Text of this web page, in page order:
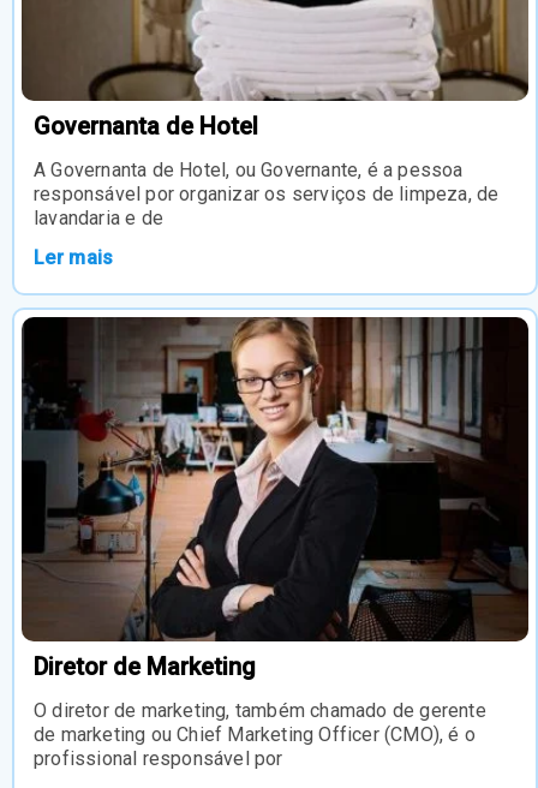
Governanta de Hotel
A Governanta de Hotel, ou Governante, é a pessoa
responsável por organizar os serviços de limpeza, de
lavandaria e de
Ler mais
Diretor de Marketing
O diretor de marketing, também chamado de gerente
de marketing ou Chief Marketing Officer (CMO), é o
profissional responsável por